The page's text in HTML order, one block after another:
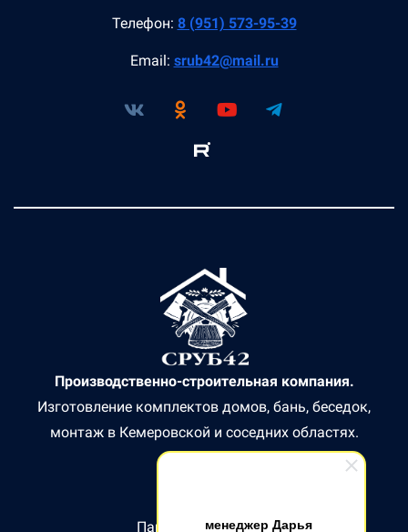
менеджер Дарья
Телефон: 8 (951) 573-95-39
Email: srub42@mail.ru
Производственно-строительная компания.
Изготовление комплектов домов, бань, беседок,
монтаж в Кемеровской и соседних областях.
Партнер СБЕР БАНК